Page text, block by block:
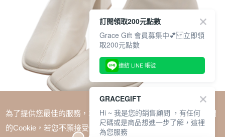
為了提供您最佳的服務，本網站會在您的電腦中放置並取用我們
的Cookie，若您不願接受Cookie時應如何變更電腦的Cookie設
訂閱領取200元點數
Grace Gift 會員募集中💕 立即領
取200元點數
連結 LINE 帳號
GRACEGIFT
Hi ~ 我是您的銷售顧問 ，有任何
尺碼或是商品想進一步了解，這裡
為您服務